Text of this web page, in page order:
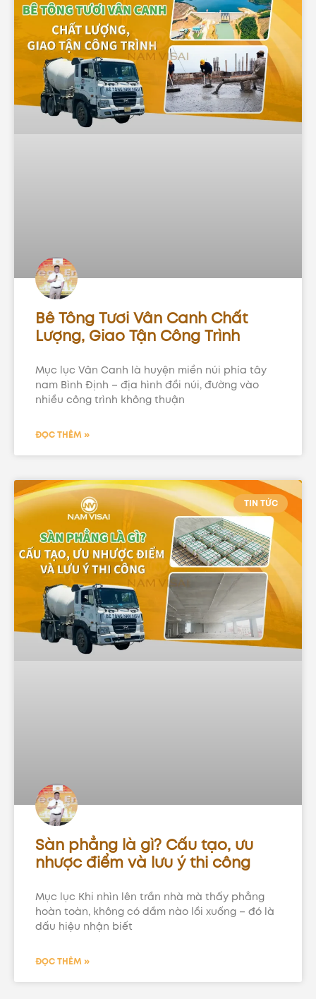
Bê Tông Tươi Vân Canh Chất
Lượng, Giao Tận Công Trình
Mục lục Vân Canh là huyện miền núi phía tây
nam Bình Định – địa hình đồi núi, đường vào
nhiều công trình không thuận
ĐỌC THÊM »
TIN TỨC
Sàn phẳng là gì? Cấu tạo, ưu
nhược điểm và lưu ý thi công
Mục lục Khi nhìn lên trần nhà mà thấy phẳng
hoàn toàn, không có dầm nào lồi xuống – đó là
dấu hiệu nhận biết
ĐỌC THÊM »